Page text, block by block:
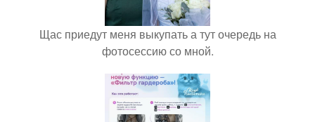
Щас приедут меня выкупать а тут очередь на
фотосессию со мной.